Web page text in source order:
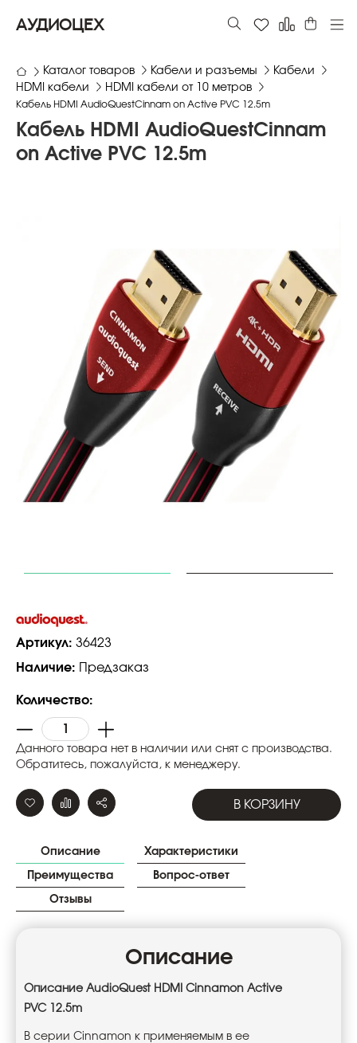
АУДИОЦЕХ
Каталог товаров Кабели и разъемы
Кабели
HDMI кабели
HDMI кабели от 10 метров
Кабель HDMI AudioQuestCinnam on Active PVC 12.5m
Кабель HDMI AudioQuestCinnam
on Active PVC 12.5m
Артикул: 36423
Наличие:
Предзаказ
Количество:
Данного товара нет в наличии или снят с производства.
Обратитесь, пожалуйста, к менеджеру.
В КОРЗИНУ
Описание Характеристики
Преимущества Вопрос-ответ
Отзывы
Описание
Описание AudioQuest HDMI Cinnamon Active
PVC 12.5m
В серии Cinnamon к применяемым в ее